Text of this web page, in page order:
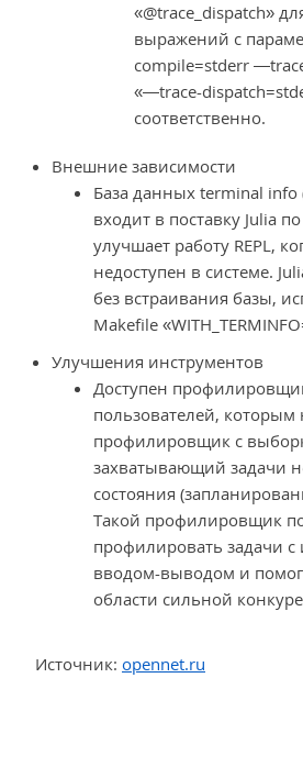
«@trace_dispatch»
выражений с
compile=stderr
«—trace-
соответственно.
Внешние зависимости
База данных terminal info
входит в поставку Julia
улучшает работу REPL,
недоступен в системе.
без встраивания базы,
Makefile
Улучшения инструментов
Доступен
пользователей, которым
профилировщик с
захватывающий задачи
состояния
Такой профилировщик
профилировать задачи
вводом-выводом и
области сильной
Источник: opennet.ru